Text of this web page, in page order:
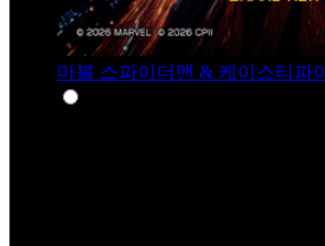
마블 스파이더맨 & 케이스티파이